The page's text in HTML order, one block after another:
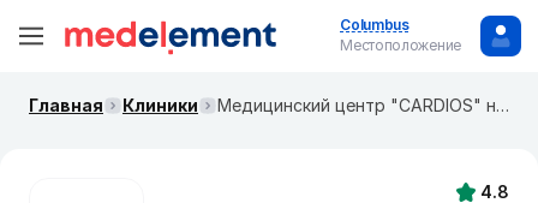
Columbus
Местоположение
Главная Клиники Медицинский центр "CARDIOS" на Казыбек би
4.8